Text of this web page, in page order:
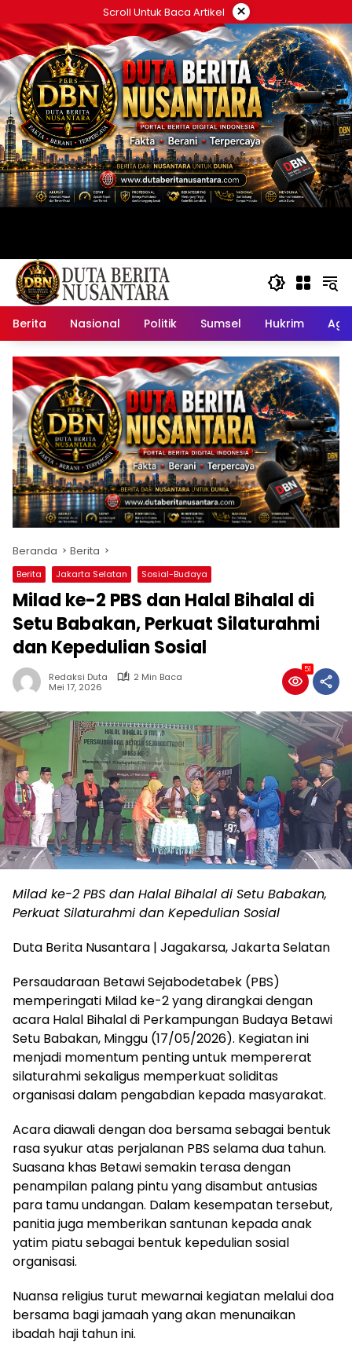
ke
konten
Scroll Untuk Baca Artikel ×
Berita Nasional Politik Sumsel Hukrim
Beranda Berita
Berita Jakarta Selatan Sosial-Budaya
Milad ke-2 PBS dan Halal Bihalal di
Setu Babakan, Perkuat Silaturahmi
dan Kepedulian Sosial
Redaksi Duta
2 Min Baca
Mei 17, 2026
51
Milad ke-2 PBS dan Halal Bihalal di Setu Babakan,
Perkuat Silaturahmi dan Kepedulian Sosial
Duta Berita Nusantara | Jagakarsa, Jakarta Selatan
Persaudaraan Betawi Sejabodetabek (PBS)
memperingati Milad ke-2 yang dirangkai dengan
acara Halal Bihalal di Perkampungan Budaya Betawi
Setu Babakan, Minggu (17/05/2026). Kegiatan ini
menjadi momentum penting untuk mempererat
silaturahmi sekaligus memperkuat soliditas
organisasi dalam pengabdian kepada masyarakat.
Acara diawali dengan doa bersama sebagai bentuk
rasa syukur atas perjalanan PBS selama dua tahun.
Suasana khas Betawi semakin terasa dengan
penampilan palang pintu yang disambut antusias
para tamu undangan. Dalam kesempatan tersebut,
panitia juga memberikan santunan kepada anak
yatim piatu sebagai bentuk kepedulian sosial
organisasi.
Nuansa religius turut mewarnai kegiatan melalui doa
bersama bagi jamaah yang akan menunaikan
ibadah haji tahun ini.